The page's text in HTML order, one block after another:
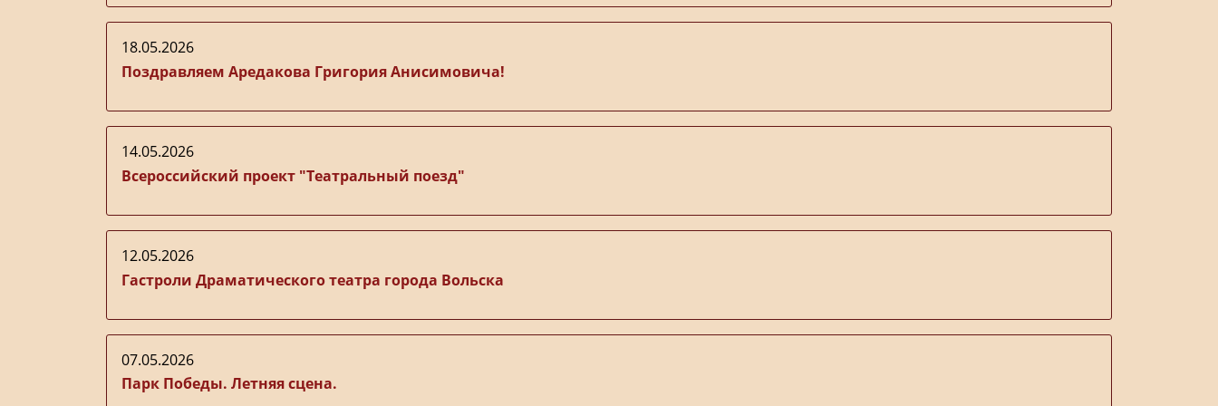
18.05.2026
Поздравляем Аредакова Григория Анисимовича!
14.05.2026
Всероссийский проект "Театральный поезд"
12.05.2026
Гастроли Драматического театра города Вольска
07.05.2026
Парк Победы. Летняя сцена.